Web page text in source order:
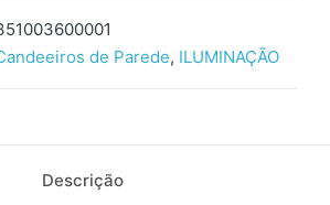
de Parede, ILUMINAÇÃO
Descrição